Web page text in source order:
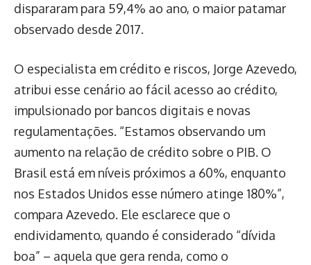
dispararam para 59,4% ao ano, o maior patamar
observado desde 2017.
O especialista em crédito e riscos, Jorge Azevedo,
atribui esse cenário ao fácil acesso ao crédito,
impulsionado por bancos digitais e novas
regulamentações. “Estamos observando um
aumento na relação de crédito sobre o PIB. O
Brasil está em níveis próximos a 60%, enquanto
nos Estados Unidos esse número atinge 180%”,
compara Azevedo. Ele esclarece que o
endividamento, quando é considerado “dívida
boa” – aquela que gera renda, como o